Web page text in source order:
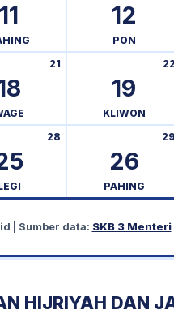
11 12
PON
21
19
22
KLIWON
28
26
29
PAHING
| Sumber data: SKB 3 Menteri
HIJRIYAH DAN